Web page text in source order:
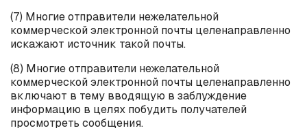
(7) Многие отправители нежелательной
коммерческой электронной почты целенаправленно
искажают источник такой почты.
(8) Многие отправители нежелательной
коммерческой электронной почты целенаправленно
включают в тему вводящую в заблуждение
информацию в целях побудить получателей
просмотреть сообщения.